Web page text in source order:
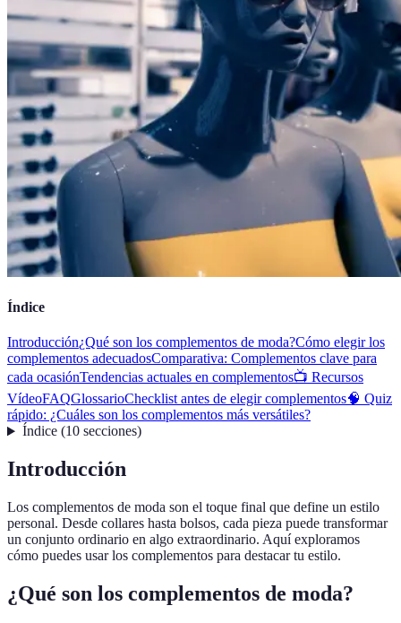
Índice
Introducción¿Qué son los complementos de moda?Cómo elegir los
complementos adecuadosComparativa: Complementos clave para
cada ocasiónTendencias actuales en complementos📺 Recursos
VídeoFAQGlossarioChecklist antes de elegir complementos🧠 Quiz
rápido: ¿Cuáles son los complementos más versátiles?
Índice(10 secciones)
Introducción
Los complementos de moda son el toque final que define un estilo
personal. Desde collares hasta bolsos, cada pieza puede transformar
un conjunto ordinario en algo extraordinario. Aquí exploramos
cómo puedes usar los complementos para destacar tu estilo.
¿Qué son los complementos de moda?